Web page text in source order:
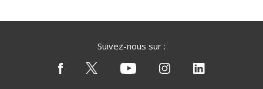
Suivez-nous sur :